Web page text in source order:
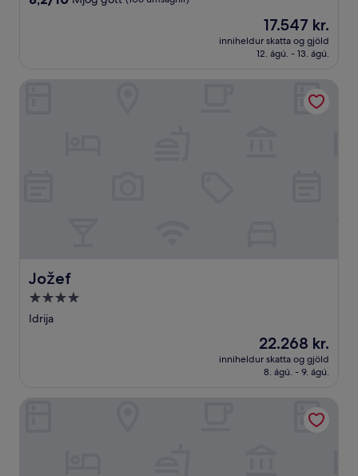
umsagnir)
Verðið
er
17.547 kr.
17.547 kr.
inniheldur skatta og gjöld
12. ágú. - 13. ágú.
Jožef
Jožef
4.0
stjörnu
Idrija
Verðið
er
22.268 kr.
22.268 kr.
inniheldur skatta og gjöld
8. ágú. - 9. ágú.